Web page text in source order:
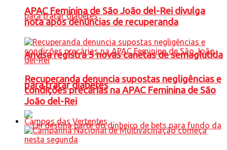
Anvisa registra 5 novas canetas de semaglutida
para tratar diabetes
APAC Feminina de São João del-Rei divulga
nota após denúncias de recuperanda
Recuperanda denuncia supostas negligências e
condições precárias na APAC Feminina de São
João del-Rei
Campos das Vertentes